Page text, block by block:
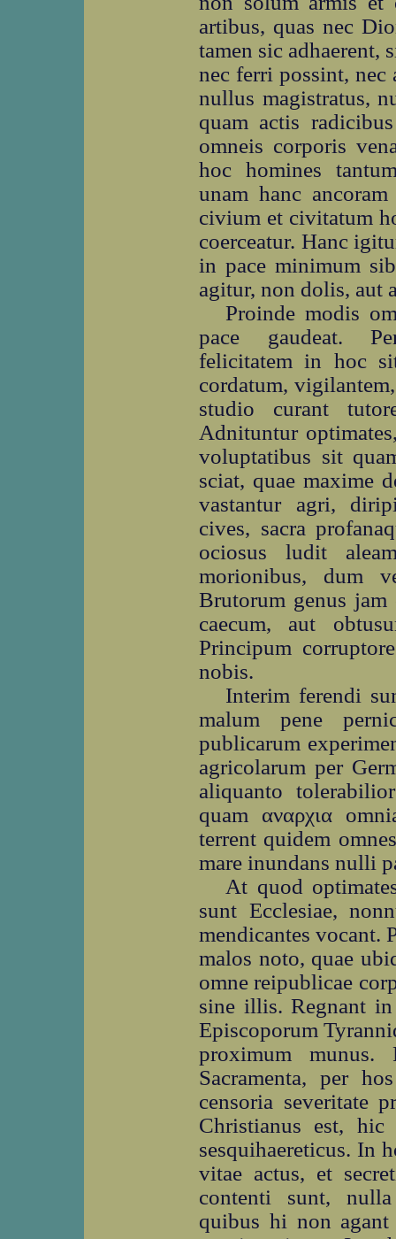
artibus, quas nec
tamen sic
nec ferri possint, nec
nullus magistratus,
quam actis
omneis corporis
hoc homines
unam hanc
civium et civitatum
coerceatur. Hanc
in pace minimum
agitur, non dolis, aut
Proinde modis
pace gaudeat.
felicitatem in hoc
cordatum,
studio curant
Adnituntur
voluptatibus sit
sciat, quae maxime
vastantur agri,
cives, sacra
ociosus ludit
morionibus, dum
Brutorum genus
caecum, aut
Principum
nobis.
Interim ferendi
malum pene
publicarum
agricolarum per
aliquanto
quam αναρχια
terrent quidem
mare inundans nulli
At quod
sunt Ecclesiae,
mendicantes vocant.
malos noto, quae
omne reipublicae
sine illis. Regnant
Episcoporum
proximum munus.
Sacramenta, per
censoria severitate
Christianus est, hic
sesquihaereticus. In
vitae actus, et
contenti sunt,
quibus hi non